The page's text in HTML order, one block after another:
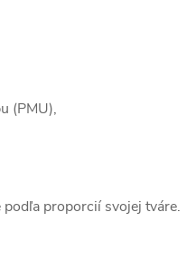
(PMU),
proporcií svojej tváre.